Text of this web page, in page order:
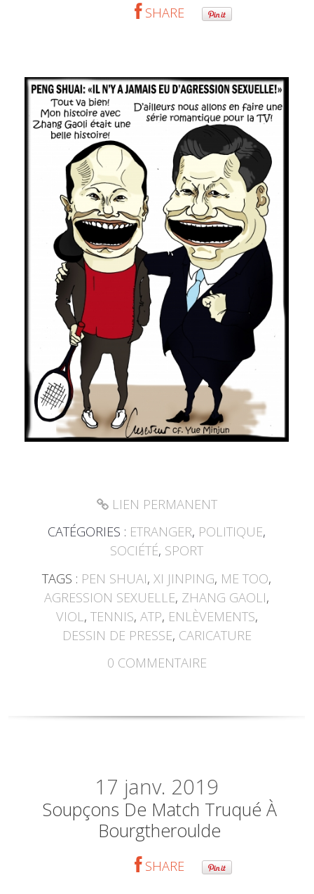
SHARE
LIEN PERMANENT
CATÉGORIES : ETRANGER, POLITIQUE,
SOCIÉTÉ, SPORT
TAGS : PEN SHUAI,XI JINPING, ME TOO,
AGRESSION SEXUELLE, ZHANG GAOLI,
VIOL , TENNIS, ATP, ENLÈVEMENTS,
DESSIN DE PRESSE, CARICATURE
0 COMMENTAIRE
17 janv. 2019
Soupçons De Match Truqué À
Bourgtheroulde
SHARE